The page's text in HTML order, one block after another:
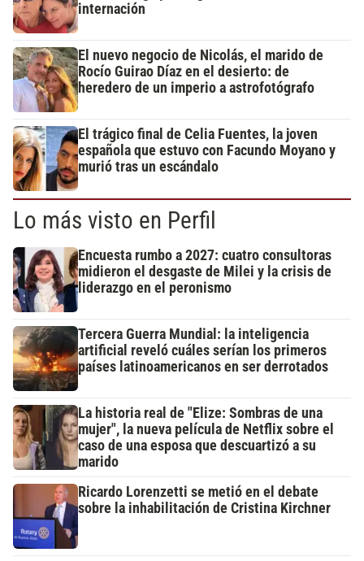
internación
El nuevo negocio de Nicolás, el marido de
Rocío Guirao Díaz en el desierto: de
heredero de un imperio a astrofotógrafo
El trágico final de Celia Fuentes, la joven
española que estuvo con Facundo Moyano y
murió tras un escándalo
Lo más visto en Perfil
Encuesta rumbo a 2027: cuatro consultoras
midieron el desgaste de Milei y la crisis de
liderazgo en el peronismo
Tercera Guerra Mundial: la inteligencia
artificial reveló cuáles serían los primeros
países latinoamericanos en ser derrotados
La historia real de "Elize: Sombras de una
mujer", la nueva película de Netflix sobre el
caso de una esposa que descuartizó a su
marido
Ricardo Lorenzetti se metió en el debate
sobre la inhabilitación de Cristina Kirchner